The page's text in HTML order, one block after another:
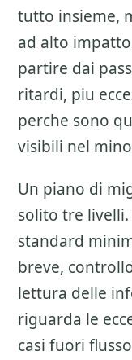
tutto insieme,
ad alto
partire dai
ritardi, piu
perche sono
visibili nel
Un piano di
solito tre
standard
breve,
lettura delle
riguarda le
casi fuori